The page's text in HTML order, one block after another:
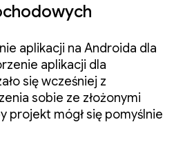
aplikacji na Androida dla
aplikacji dla
się wcześniej z
sobie ze złożonymi
projekt mógł się pomyślnie